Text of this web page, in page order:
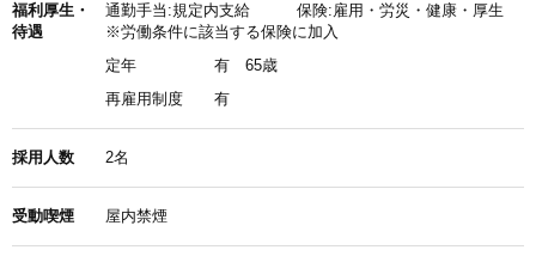
福利厚生・
待遇
通勤手当:規定内支給 保険:雇用・労災・健康・厚生
※労働条件に該当する保険に加入
定年
有 65歳
再雇用制度
有
採用人数 2名
受動喫煙 屋内禁煙